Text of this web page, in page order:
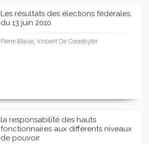
Les résultats des élections fédérales
du 13 juin 2010
Pierre Blaise, Vincent De Coorebyter
la responsabilité des hauts
fonctionnaires aux différents niveaux
de pouvoir